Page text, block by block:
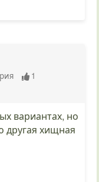
1
вариантах, но
другая хищная